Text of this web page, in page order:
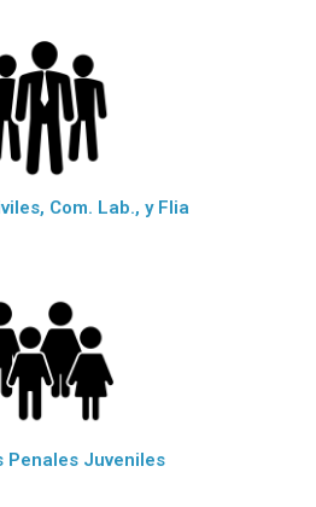
Com. Lab., y Flia
Penales Juveniles